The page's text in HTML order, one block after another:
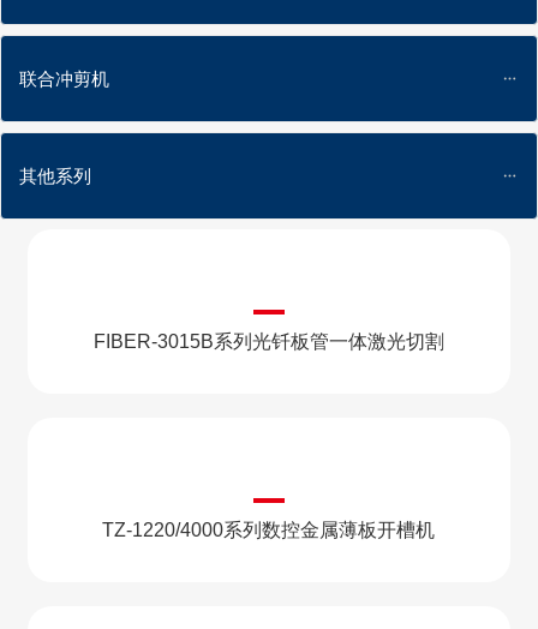
联合冲剪机
其他系列
FIBER-3015B系列光钎板管一体激光切割
TZ-1220/4000系列数控金属薄板开槽机